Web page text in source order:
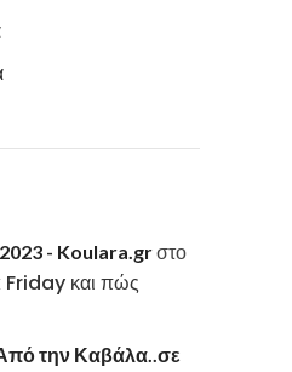
- Koulara.grστο
Friday και πώς
την Καβάλα..σε